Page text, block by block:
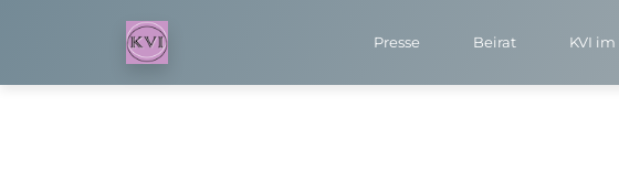
Presse Beirat KVI im